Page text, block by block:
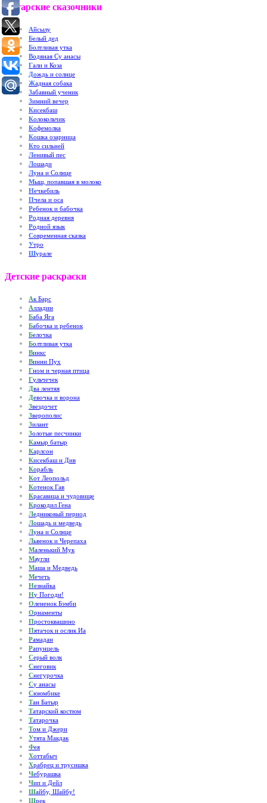
Татарские сказочники
Айсылу
Белый дед
Болтливая утка
Водяная Су анасы
Гали и Коза
Дождь и солнце
Жадная собака
Забавный ученик
Зимний вечер
Кисекбаш
Колокольчик
Кофемолка
Кошка озарница
Кто сильней
Ленивый пес
Лошади
Луна и Солнце
Мыш, попавшая в молоко
Нечкебиль
Пчела и оса
Ребенок и бабочка
Родная деревня
Родной язык
Современная сказка
Утро
Шурале
Детские раскраски
Ак Барс
Алладин
Баба Яга
Бабочка и ребенок
Белочка
Болтливая утка
Винкс
Винни Пух
Гном и черная птица
Гульчечек
Два лентяя
Девочка и ворона
Звездочет
Зверополис
Зилант
Золотые песчинки
Камыр батыр
Карлсон
Кисекбаш и Див
Корабль
Кот Леопольд
Котенок Гав
Красавица и чудовище
Крокодил Гена
Ледниковый период
Лошадь и медведь
Луна и Солнце
Львенок и Черепаха
Маленький Мук
Маугли
Маша и Медведь
Мечеть
Незнайка
Ну Погоди!
Олененок Бэмби
Орнаменты
Простоквашино
Пятачок и ослик Иа
Рамадан
Рапунцель
Серый волк
Снеговик
Снегурочка
Су анасы
Сююмбике
Тан Батыр
Татарский костюм
Татарочка
Том и Джери
Утята Макдак
Фея
Хоттабыч
Храбрец и трусишка
Чебурашка
Чип и Дейл
Шайбу, Шайбу!
Шрек